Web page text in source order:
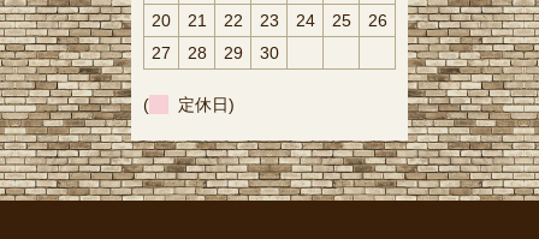
20 21 22 23 24 25
26
27
28 29 30
( 定休日)